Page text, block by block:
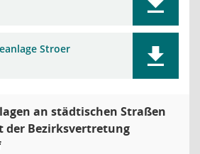
Stroer
an städtischen Straßen
der Bezirksvertretung